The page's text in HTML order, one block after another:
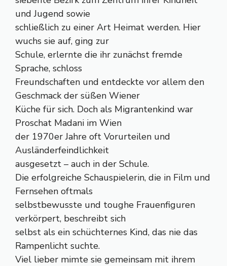
und Jugend sowie
schließlich zu einer Art Heimat werden. Hier
wuchs sie auf, ging zur
Schule, erlernte die ihr zunächst fremde
Sprache, schloss
Freundschaften und entdeckte vor allem den
Geschmack der süßen Wiener
Küche für sich. Doch als Migrantenkind war
Proschat Madani im Wien
der 1970er Jahre oft Vorurteilen und
Ausländerfeindlichkeit
ausgesetzt – auch in der Schule.
Die erfolgreiche Schauspielerin, die in Film und
Fernsehen oftmals
selbstbewusste und toughe Frauenfiguren
verkörpert, beschreibt sich
selbst als ein schüchternes Kind, das nie das
Rampenlicht suchte.
Viel lieber mimte sie gemeinsam mit ihrem